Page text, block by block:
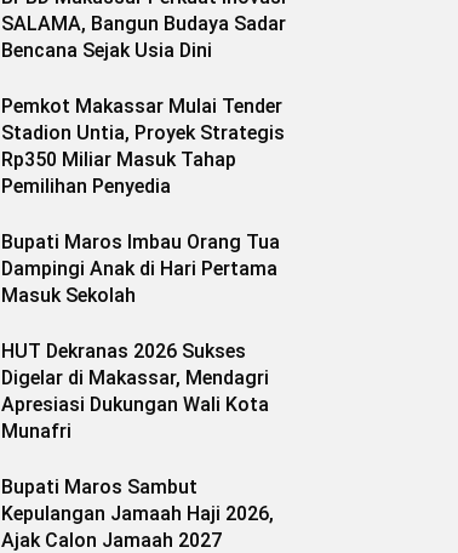
SALAMA, Bangun Budaya Sadar
Bencana Sejak Usia Dini
Pemkot Makassar Mulai Tender
Stadion Untia, Proyek Strategis
Rp350 Miliar Masuk Tahap
Pemilihan Penyedia
Bupati Maros Imbau Orang Tua
Dampingi Anak di Hari Pertama
Masuk Sekolah
HUT Dekranas 2026 Sukses
Digelar di Makassar, Mendagri
Apresiasi Dukungan Wali Kota
Munafri
Bupati Maros Sambut
Kepulangan Jamaah Haji 2026,
Ajak Calon Jamaah 2027